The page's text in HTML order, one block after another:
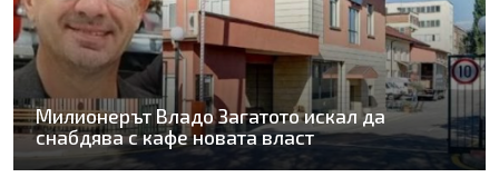
Милионерът Владо Загатото искал да
снабдява с кафе новата власт